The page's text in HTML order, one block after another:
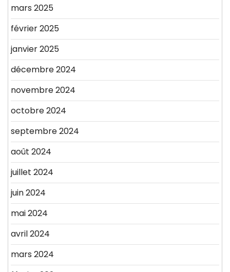
mars 2025
février 2025
janvier 2025
décembre 2024
novembre 2024
octobre 2024
septembre 2024
août 2024
juillet 2024
juin 2024
mai 2024
avril 2024
mars 2024